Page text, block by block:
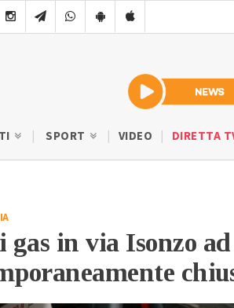
SPORT VIDEO DIRETTA
gas in via Isonzo